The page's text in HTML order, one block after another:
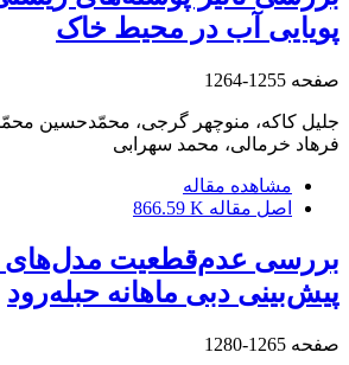
پویایی آب در محیط خاک
صفحه 1255-1264
جلیل کاکه، منوچهر گرجی، محمّدحسین
فرهاد خرمالی، محمد سهرابی
مشاهده مقاله
اصل مقاله 866.59 K
بررسی عدم‌قطعیت مدل‌های
پیش‌بینی دبی ماهانه حبله‌رود
صفحه 1265-1280